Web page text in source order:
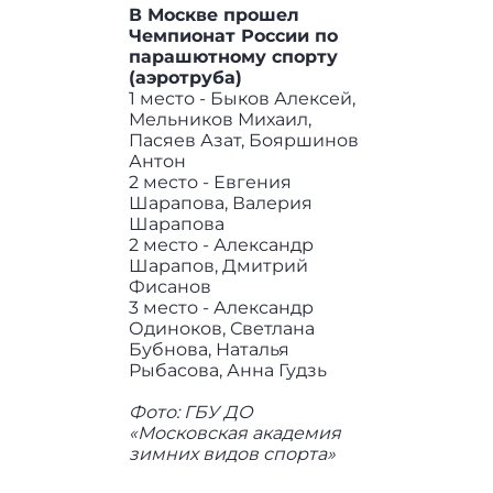
В Москве прошел
Чемпионат России по
парашютному спорту
(аэротруба)
1 место - Быков Алексей,
Мельников Михаил,
Пасяев Азат, Бояршинов
Антон
2 место - Евгения
Шарапова, Валерия
Шарапова
2 место - Александр
Шарапов, Дмитрий
Фисанов
3 место - Александр
Одиноков, Светлана
Бубнова, Наталья
Рыбасова, Анна Гудзь
Фото: ГБУ ДО
«Московская академия
зимних видов спорта»